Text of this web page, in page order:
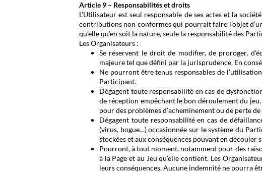
Article 9 – Responsabilités et droits
L’Utilisateur est seul responsable de ses actes et la
contributions non conformes qui pourrait faire l’objet
qu’elle qu’en soit la nature, seule la responsabilité des
Les Organisateurs :
Se réservent le droit de modifier, de proroger,
majeure tel que défini par la jurisprudence. En
Ne pourront être tenus responsables de
Participant.
Dégagent toute responsabilité en cas de
de réception empêchant le bon déroulement du
pour des problèmes d’acheminement ou de perte
Dégagent toute responsabilité en cas de
(virus, bogue…) occasionnée sur le système du
stockées et aux conséquences pouvant en
Pourront, à tout moment, notamment pour des
à la Page et au Jeu qu’elle contient. Les
leurs conséquences. Aucune indemnité ne pourra